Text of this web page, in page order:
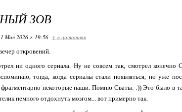
ЗОВ
Мая 2026 г. 19:56 + в цитатник
откровений.
ни одного сериала. Ну не совсем так, смотрел конечно
тогда, когда сериалы стали появляться, но уже
фрагментарно некоторые наши. Помню Сваты. :)) Это было в
немного отдохнуть мозгом... вот примерно так.